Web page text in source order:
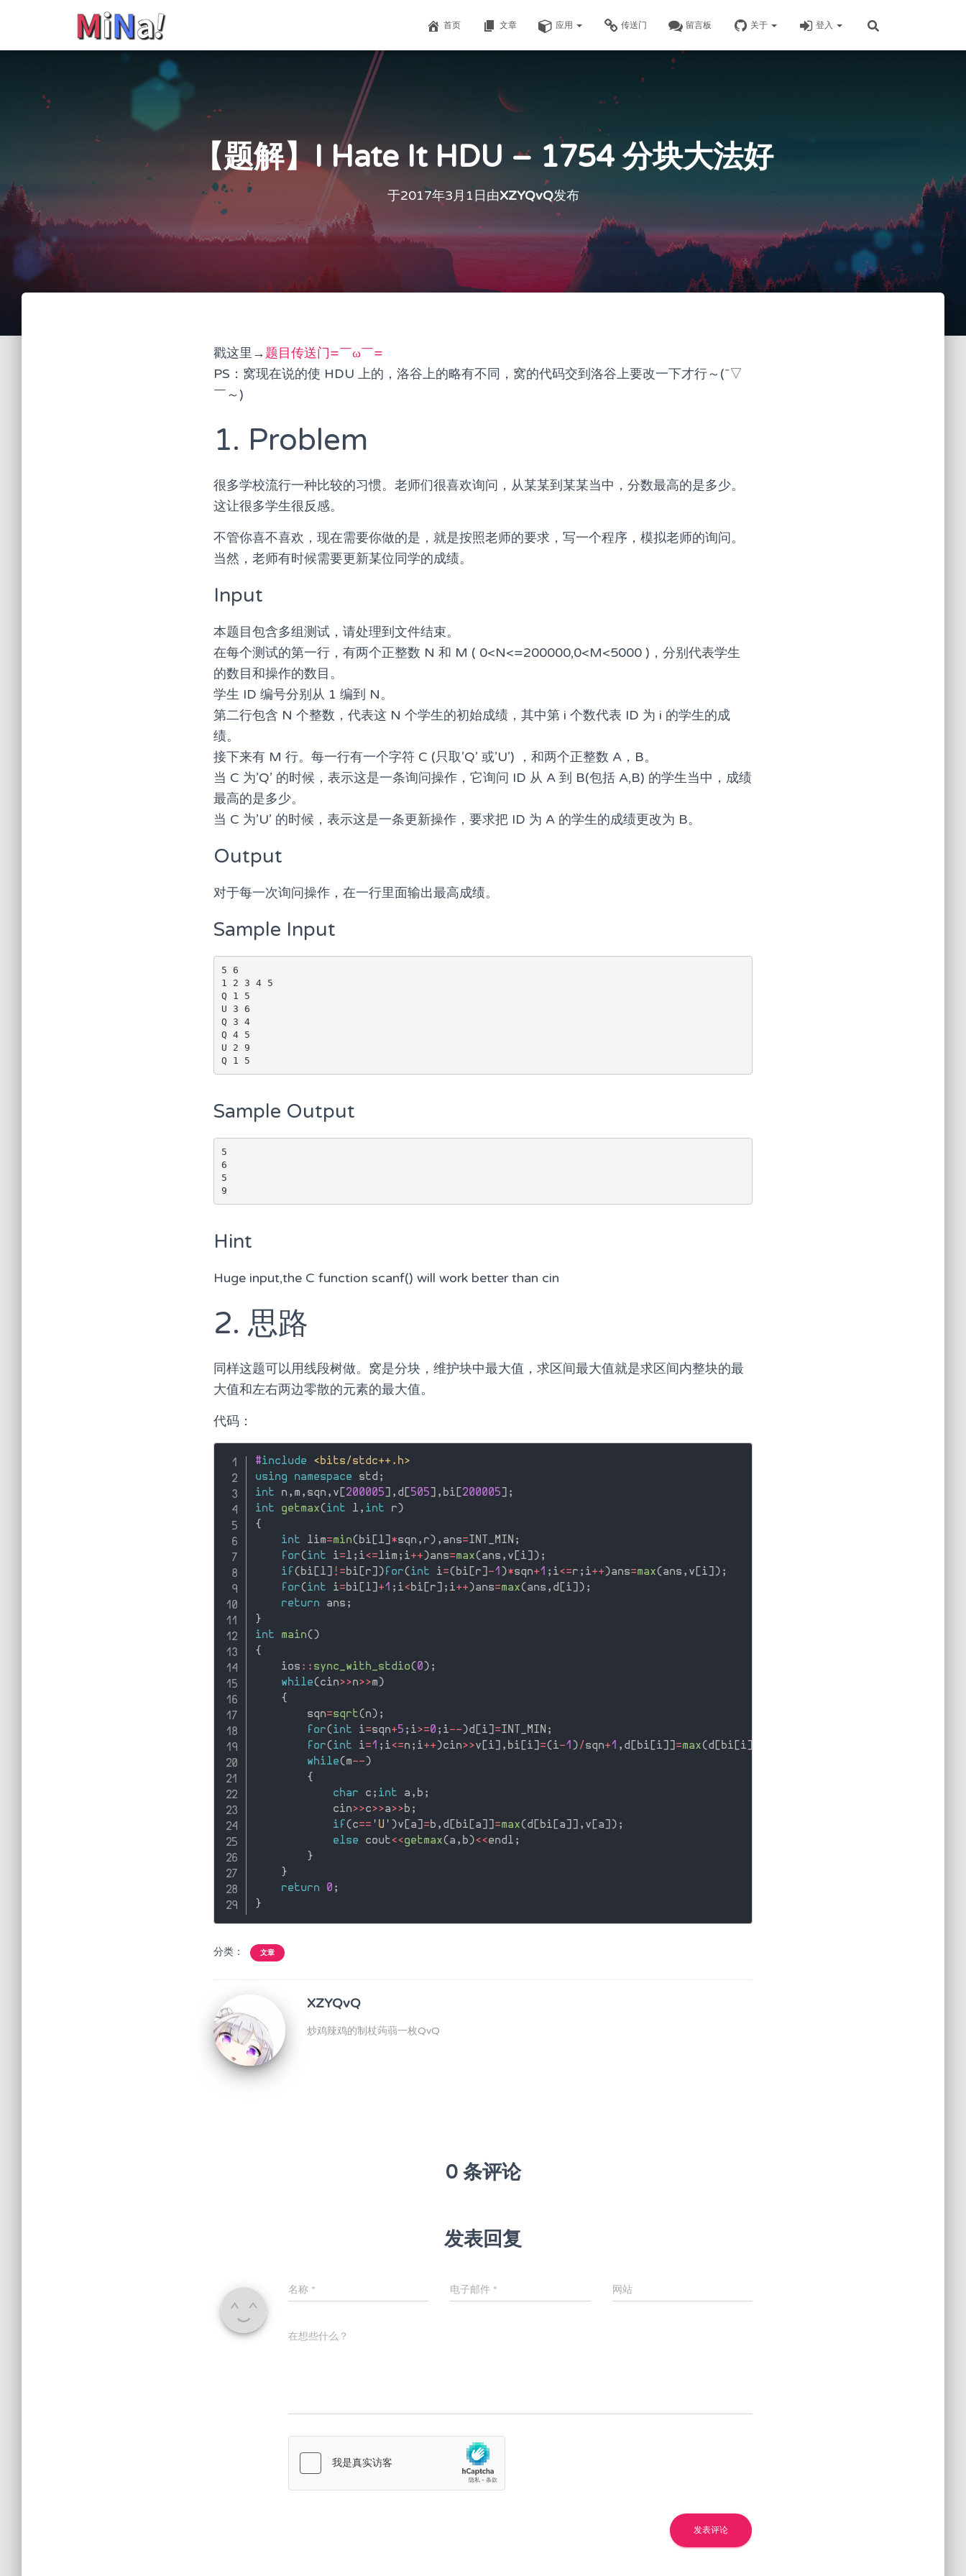
首页 文章 应用 传送门 留言板 关于 登入
【题解】I Hate It HDU – 1754 分块大法好
于2017年3月1日由XZYQvQ发布
戳这里→题目传送门=￣ω￣=
PS：窝现在说的使 HDU 上的，洛谷上的略有不同，窝的代码交到洛谷上要改一下才行～(ˉ▽
￣～)
1. Problem
很多学校流行一种比较的习惯。老师们很喜欢询问，从某某到某某当中，分数最高的是多少。
这让很多学生很反感。
不管你喜不喜欢，现在需要你做的是，就是按照老师的要求，写一个程序，模拟老师的询问。
当然，老师有时候需要更新某位同学的成绩。
Input
本题目包含多组测试，请处理到文件结束。
在每个测试的第一行，有两个正整数 N 和 M ( 0<N<=200000,0<M<5000 )，分别代表学生
的数目和操作的数目。
学生 ID 编号分别从 1 编到 N。
第二行包含 N 个整数，代表这 N 个学生的初始成绩，其中第 i 个数代表 ID 为 i 的学生的成
绩。
接下来有 M 行。每一行有一个字符 C (只取’Q’ 或’U’) ，和两个正整数 A，B。
当 C 为’Q’ 的时候，表示这是一条询问操作，它询问 ID 从 A 到 B(包括 A,B) 的学生当中，成绩
最高的是多少。
当 C 为’U’ 的时候，表示这是一条更新操作，要求把 ID 为 A 的学生的成绩更改为 B。
Output
对于每一次询问操作，在一行里面输出最高成绩。
Sample Input
5 6
1 2 3 4 5
Q 1 5
U 3 6
Q 3 4
Q 4 5
U 2 9
Sample Output
5
6
5
Hint
Huge input,the C function scanf() will work better than cin
2. 思路
同样这题可以用线段树做。窝是分块，维护块中最大值，求区间最大值就是求区间内整块的最
大值和左右两边零散的元素的最大值。
代码：
#include
<bits/stdc++.h>
using
namespace std ;
int n , m , sqn , v [200005] , d [505] , bi [200005] ;
int
getmax(int l , int r)
{
int lim=min(bi [l] *sqn , r) , ans=INT_MIN ;
for(int i=l ; i<=lim ; i++)ans=max(ans , v [i] ) ;
if (bi [l] !=bi [r] ) for(int i=(bi [r] -1 )*sqn+1 ; i<=r ; i++)ans=max(ans , v [i] ) ;
for(int i=bi [l] +1 ; i<bi [r] ; i++)ans=max(ans , d [i] ) ;
return ans ;
}
int
main()
{
    ios
:: sync_with_stdio(0) ;
while(cin>>n>>m)
{
        sqn
=sqrt(n) ;
for(int i=sqn+5 ; i>=0 ; i--)d [i] =INT_MIN ;
for(int i=1 ; i<=n ; i++)cin>>v [i] , bi [i] =(i-1 ) / sqn+1 , d [bi [i] ] =max(d [bi [i]
while(m--)
{
char c ; int a , b ;
            cin
>>c>>a>>b ;
if (c== 'U' )v [a] =b , d [bi [a] ] =max(d [bi [a] ] , v [a] ) ;
else cout<<getmax(a , b)<<endl ;
}
}
return
0 ;
}
分类： 文章
XZYQvQ
炒鸡辣鸡的制杖蒟蒻一枚QvQ
0 条评论
发表回复
名称 * 电子邮件 * 网站
在想些什么？